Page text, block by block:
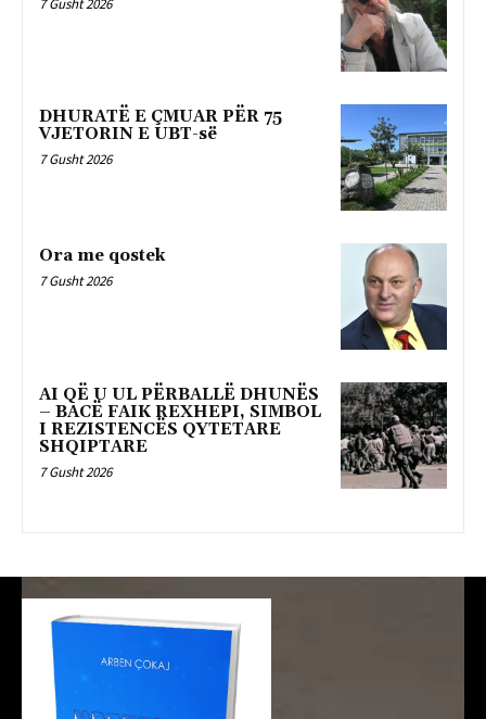
DHURATË E ÇMUAR PËR 75
VJETORIN E UBT-së
7 Gusht 2026
Ora me qostek
7 Gusht 2026
AI QË U UL PËRBALLË DHUNËS
– BACË FAIK REXHEPI, SIMBOL
I REZISTENCËS QYTETARE
SHQIPTARE
7 Gusht 2026